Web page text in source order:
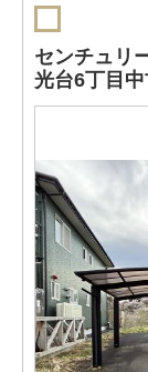
センチュリ
光台6丁目